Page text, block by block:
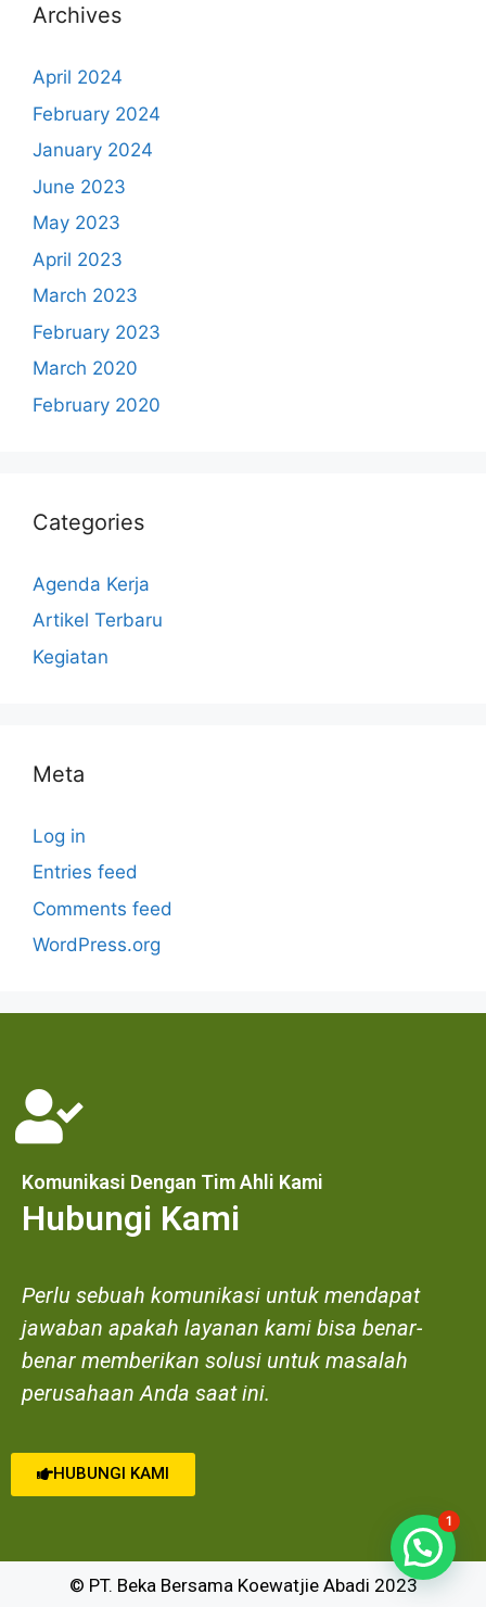
Archives
April 2024
February 2024
January 2024
June 2023
May 2023
April 2023
March 2023
February 2023
March 2020
February 2020
Categories
Agenda Kerja
Artikel Terbaru
Kegiatan
Meta
Log in
Entries feed
Comments feed
WordPress.org
Komunikasi Dengan Tim Ahli Kami
Hubungi Kami
Perlu sebuah komunikasi untuk mendapat
jawaban apakah layanan kami bisa benar-
benar memberikan solusi untuk masalah
perusahaan Anda saat ini.
HUBUNGI KAMI
© PT. Beka Bersama Koewatjie Abadi 2023
1